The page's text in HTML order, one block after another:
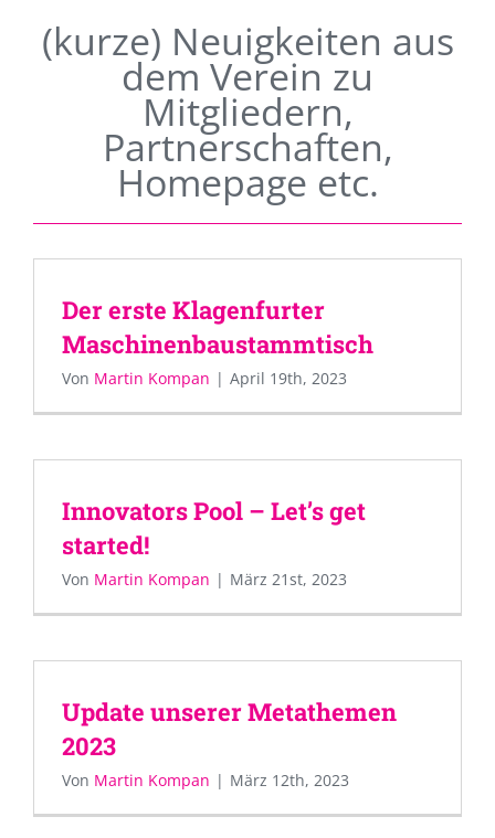
(kurze) Neuigkeiten aus
dem Verein zu
Mitgliedern,
Partnerschaften,
Homepage etc.
Der erste Klagenfurter
Maschinenbaustammtisch
Von Martin Kompan | April 19th, 2023
Innovators Pool – Let’s get
started!
Von Martin Kompan | März 21st, 2023
Update unserer Metathemen
2023
Von Martin Kompan | März 12th, 2023